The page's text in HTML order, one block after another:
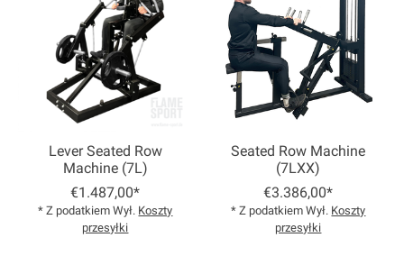
Lever Seated Row
Machine (7L)
€1.487,00*
* Z podatkiem Wył. Koszty
przesyłki
Seated Row Machine
(7LXX)
€3.386,00*
* Z podatkiem Wył. Koszty
przesyłki